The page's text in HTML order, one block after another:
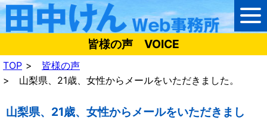
皆様の声 VOICE
TOP
皆様の声
山梨県、21歳、女性からメールをいただきました。
山梨県、21歳、女性からメールをいただきまし